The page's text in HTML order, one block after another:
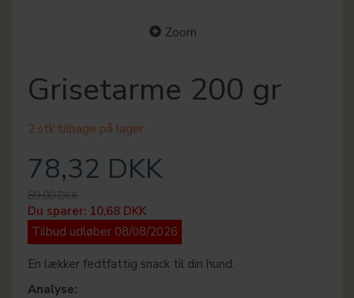
Zoom
Grisetarme 200 gr
2 stk tilbage på lager
78,32 DKK
89,00 DKK
Du sparer: 10,68 DKK
Tilbud udløber 08/08/2026
En lækker fedtfattig snack til din hund.
Analyse: